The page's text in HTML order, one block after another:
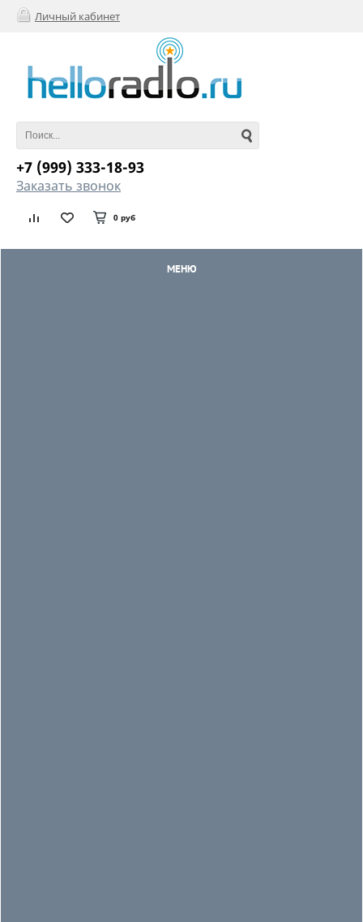
Личный кабинет
+7 (999) 333-18-93
Заказать звонок
0 руб
МЕНЮ